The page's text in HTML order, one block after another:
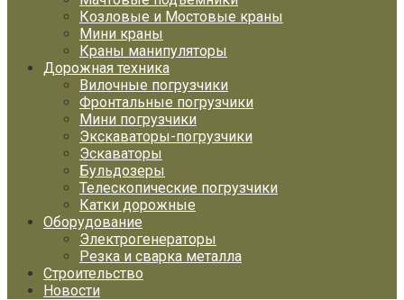
Козловые и Мостовые краны
Мини краны
Краны манипуляторы
Дорожная техника
Вилочные погрузчики
Фронтальные погрузчики
Мини погрузчики
Экскаваторы-погрузчики
Эскаваторы
Бульдозеры
Телескопические погрузчики
Катки дорожные
Оборудование
Электрогенераторы
Резка и сварка металла
Строительство
Новости